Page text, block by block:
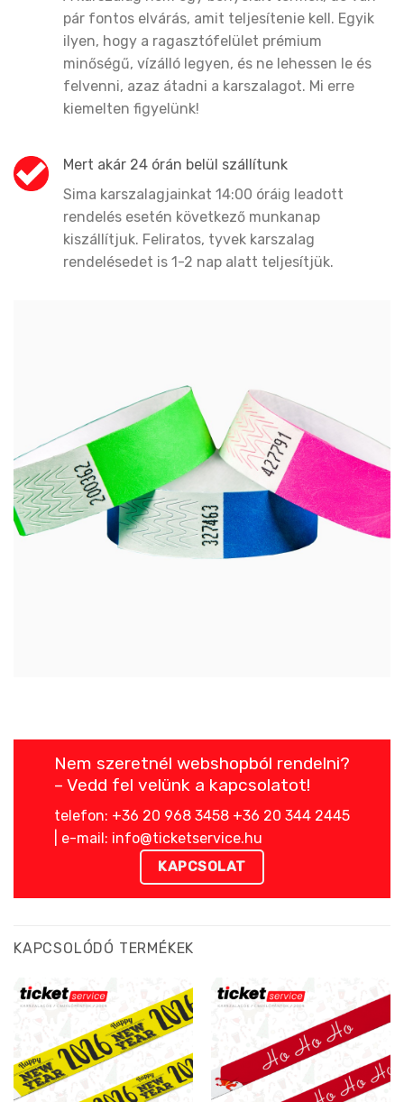
pár fontos elvárás, amit teljesítenie kell. Egyik
ilyen, hogy a ragasztófelület prémium
minőségű, vízálló legyen, és ne lehessen le és
felvenni, azaz átadni a karszalagot. Mi erre
kiemelten figyelünk!
Mert akár 24 órán belül szállítunk
Sima karszalagjainkat 14:00 óráig leadott
rendelés esetén következő munkanap
kiszállítjuk. Feliratos, tyvek karszalag
rendelésedet is 1-2 nap alatt teljesítjük.
Nem szeretnél webshopból rendelni?
– Vedd fel velünk a kapcsolatot!
telefon: +36 20 968 3458 +36 20 344 2445
| e-mail: info@ticketservice.hu
KAPCSOLAT
KAPCSOLÓDÓ TERMÉKEK